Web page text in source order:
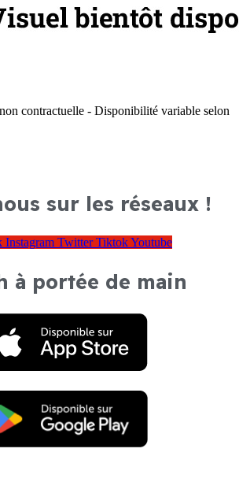
contractuelle - Disponibilité variable selon
sur les réseaux !
Instagram Twitter TiktokYoutube
à portée de main